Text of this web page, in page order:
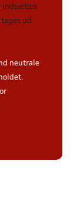
indsættes
ud
neutrale